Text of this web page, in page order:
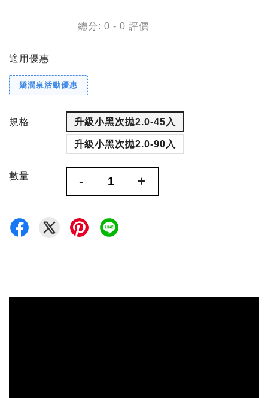
總分: 0 - 0 評價
適用優惠
嬌潤泉活動優惠
規格 升級小黑次拋2.0-45入
升級小黑次拋2.0-90入
數量 - +